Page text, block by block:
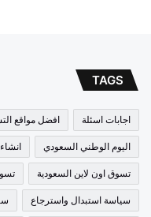
TAGS
اجابات اسئلة افضل مواقع
اليوم الوطني السعودي
تسوق اون لاين السعودية
سياسة استبدال واسترجاع